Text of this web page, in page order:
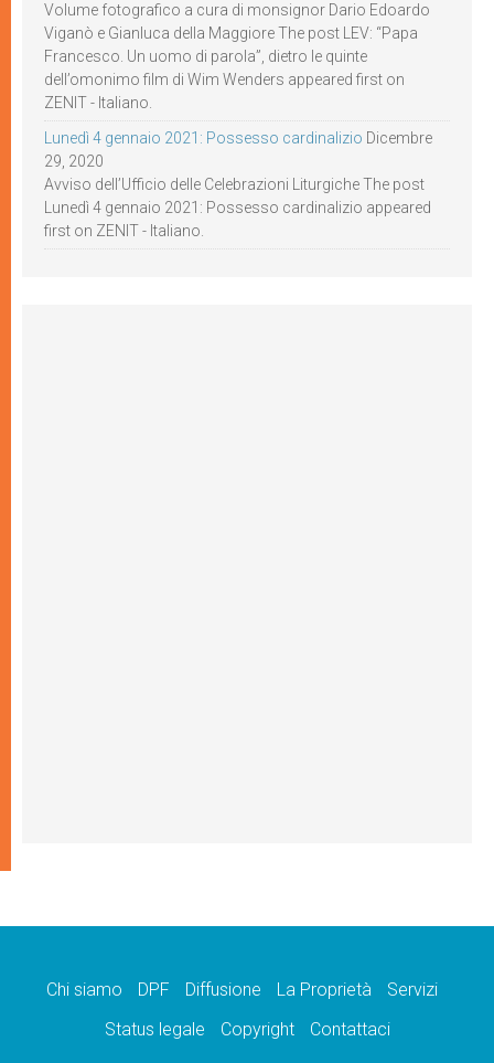
Volume fotografico a cura di monsignor Dario Edoardo
Viganò e Gianluca della Maggiore The post LEV: “Papa
Francesco. Un uomo di parola”, dietro le quinte
dell’omonimo film di Wim Wenders appeared first on
ZENIT - Italiano.
Lunedì 4 gennaio 2021: Possesso cardinalizio Dicembre
29, 2020
Avviso dell’Ufficio delle Celebrazioni Liturgiche The post
Lunedì 4 gennaio 2021: Possesso cardinalizio appeared
first on ZENIT - Italiano.
Chi siamo DPF Diffusione La Proprietà
Servizi
Status legale
Copyright Contattaci